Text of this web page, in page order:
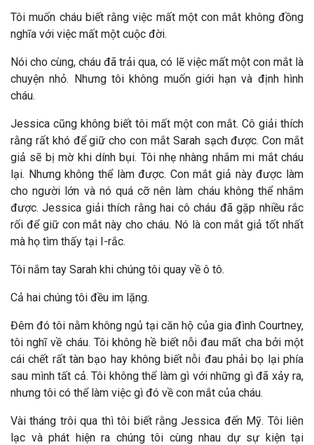
Tôi muốn cháu biết rằng việc mất một con mắt không đồng
nghĩa với việc mất một cuộc đời.
Nói cho cùng, cháu đã trải qua, có lẽ việc mất một con mắt là
chuyện nhỏ. Nhưng tôi không muốn giới hạn và định hình
cháu.
Jessica cũng không biết tôi mất một con mắt. Cô giải thích
rằng rất khó để giữ cho con mắt Sarah sạch được. Con mắt
giả sẽ bị mờ khi dính bụi. Tôi nhẹ nhàng nhắm mi mắt cháu
lại. Nhưng không thể làm được. Con mắt giả này được làm
cho người lớn và nó quá cỡ nên làm cháu không thể nhắm
được. Jessica giải thích rằng hai cô cháu đã gặp nhiều rắc
rối để giữ con mắt này cho cháu. Nó là con mắt giả tốt nhất
mà họ tìm thấy tại I-rắc.
Tôi nắm tay Sarah khi chúng tôi quay về ô tô.
Cả hai chúng tôi đều im lặng.
Đêm đó tôi nằm không ngủ tại căn hộ của gia đình Courtney,
tôi nghĩ về cháu. Tôi không hề biết nỗi đau mất cha bởi một
cái chết rất tàn bạo hay không biết nỗi đau phải bọ lại phía
sau mình tất cả. Tôi không thể làm gì với những gì đã xảy ra,
nhưng tôi có thể làm việc gì đó về con mắt của cháu.
Vài tháng trôi qua thì tôi biết rằng Jessica đến Mỹ. Tôi liên
lạc và phát hiện ra chúng tôi cùng nhau dự sự kiện tại